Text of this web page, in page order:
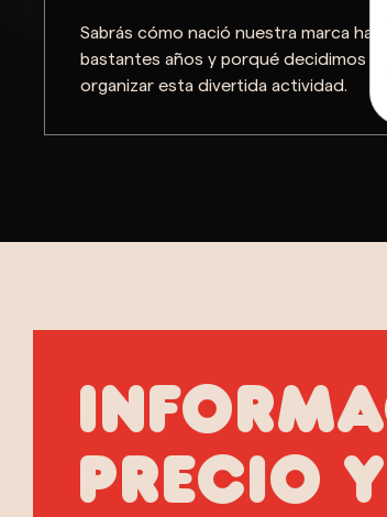
Sabrás cómo nació nuestra marca hace
bastantes años y porqué decidimos
organizar esta divertida actividad.
precio y